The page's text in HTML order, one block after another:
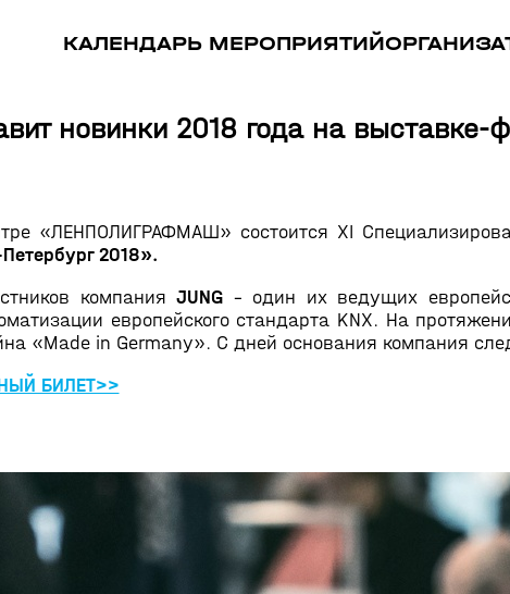
КАЛЕНДАРЬ МЕРОПРИЯТИЙ
новинки 2018 года на
«ЛЕНПОЛИГРАФМАШ» состоится XI
2018».
компания JUNG – один их ведущих
европейского стандарта KNX. На
«Made in Germany». С дней основания компания
БИЛЕТ>>